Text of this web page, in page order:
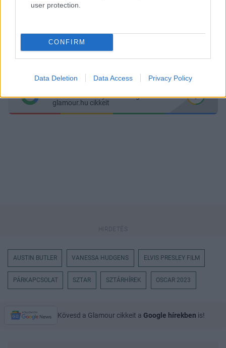
user protection.
CONFIRM
Data Deletion Data Access Privacy Policy
Megosztás
Messengeren
keresőben könnyebben megtaláld a
glamour.hu cikkeit
AUSTIN BUTLER VANESSA HUDGENS ELVIS PRESLEY FILM
PÁRKAPCSOLAT SZTAR SZTÁRHÍREK OSCAR 2023
Kövesd a Glamour cikkeit a Google hírekben is!